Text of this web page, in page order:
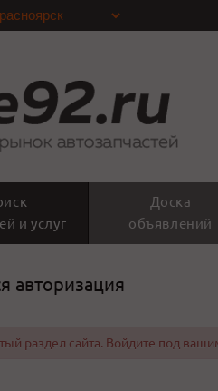
и услуг
Доска
объявлений
авторизация
раздел сайта. Войдите под